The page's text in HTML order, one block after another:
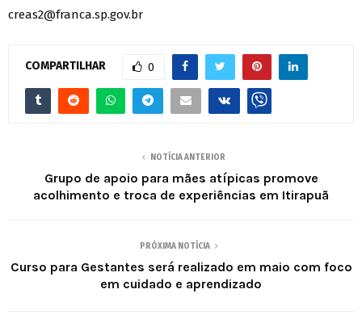
creas2@franca.sp.gov.br
COMPARTILHAR 0
NOTÍCIA ANTERIOR
Grupo de apoio para mães atípicas promove
acolhimento e troca de experiências em Itirapuã
PRÓXIMA NOTÍCIA
Curso para Gestantes será realizado em maio com foco
em cuidado e aprendizado